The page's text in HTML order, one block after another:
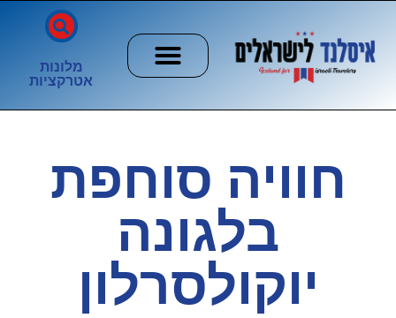
מלונות
אטרקציות
חוויה סוחפת
בלגונה
יוקולסרלון